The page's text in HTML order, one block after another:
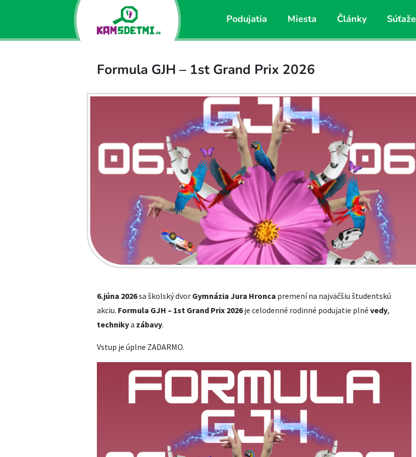
Podujatia Miesta Články Súťaže
Formula GJH – 1st Grand Prix 2026
6.júna 2026sa školský dvor Gymnázia Jura Hronca premení na najväčšiu študentskú
akciu. Formula GJH – 1st Grand Prix 2026je celodenné rodinné podujatie plné vedy,
technikya zábavy.
Vstup je úplne ZADARMO.